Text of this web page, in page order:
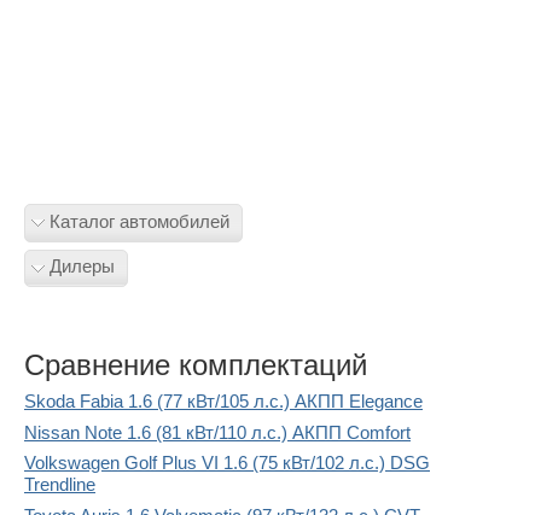
Каталог автомобилей
Дилеры
Сравнение комплектаций
Skoda Fabia 1.6 (77 кВт/105 л.с.) АКПП Elegance
Nissan Note 1.6 (81 кВт/110 л.с.) АКПП Comfort
Volkswagen Golf Plus VI 1.6 (75 кВт/102 л.с.) DSG
Trendline